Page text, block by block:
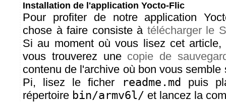
Installation de l'application Yocto-Flic
Pour profiter de notre application
chose à faire consiste à télécharger le
Si au moment où vous lisez cet article,
vous trouverez une copie de
contenu de l'archive où bon vous semble
Pi, lisez le ficher
readme.md puis
répertoire bin/armv6l/ et lancez la